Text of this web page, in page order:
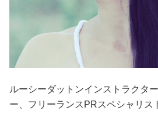
ルーシーダットンインストラクタ
ー、フリーランスPRスペシャリス